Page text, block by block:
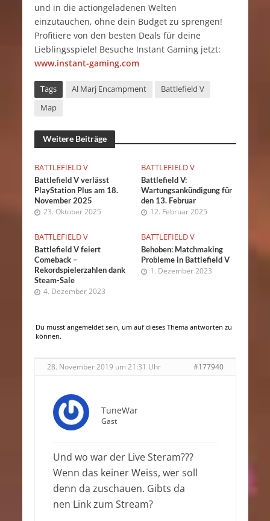
und in die actiongeladenen Welten
einzutauchen, ohne dein Budget zu sprengen!
Profitiere von den besten Deals für deine
Lieblingsspiele! Besuche Instant Gaming jetzt:
www.instant-gaming.com
Tags Al Marj Encampment
Battlefield V
Map
Weitere Beiträge
BATTLEFIELD V
Battlefield V verlässt
PlayStation Plus am 18.
November 2025
23. Oktober 2025
BATTLEFIELD V
Battlefield V:
Wartungsankündigung für
den 13. Februar
12. Februar 2025
BATTLEFIELD V
Battlefield V feiert
Comeback –
Rekordspielerzahlen dank
Steam-Sale
4. Dezember 2023
BATTLEFIELD V
Behoben: Matchmaking
Probleme in Battlefield V
1. Dezember 2023
Du musst angemeldet sein, um auf dieses Thema antworten zu
können.
28. November 2019 um 21:31 Uhr #177940
TuneWar
Gast
Und wo war der Live Steram???
Wenn das keiner Weiss, wer soll
denn da zuschauen. Gibts da
nen Link zum Stream?